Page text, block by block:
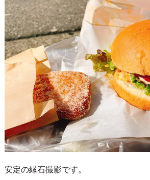
安定の縁石撮影です。